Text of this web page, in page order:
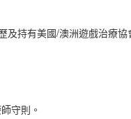
及持有美國/澳洲遊戲治療協
守則。